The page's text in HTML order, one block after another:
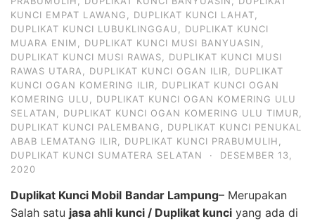
KUNCI EMPAT LAWANG, DUPLIKAT KUNCI LAHAT,
DUPLIKAT KUNCI LUBUKLINGGAU, DUPLIKAT KUNCI
MUARA ENIM, DUPLIKAT KUNCI MUSI BANYUASIN,
DUPLIKAT KUNCI MUSI RAWAS, DUPLIKAT KUNCI MUSI
RAWAS UTARA, DUPLIKAT KUNCI OGAN ILIR, DUPLIKAT
KUNCI OGAN KOMERING ILIR, DUPLIKAT KUNCI OGAN
KOMERING ULU, DUPLIKAT KUNCI OGAN KOMERING ULU
SELATAN, DUPLIKAT KUNCI OGAN KOMERING ULU TIMUR,
DUPLIKAT KUNCI PALEMBANG, DUPLIKAT KUNCI PENUKAL
ABAB LEMATANG ILIR, DUPLIKAT KUNCI PRABUMULIH,
DUPLIKAT KUNCI SUMATERA SELATAN
·
DESEMBER 13,
2020
Duplikat Kunci Mobil Bandar Lampung– Merupakan
Salah satu jasa ahli kunci / Duplikat kunci yang ada di